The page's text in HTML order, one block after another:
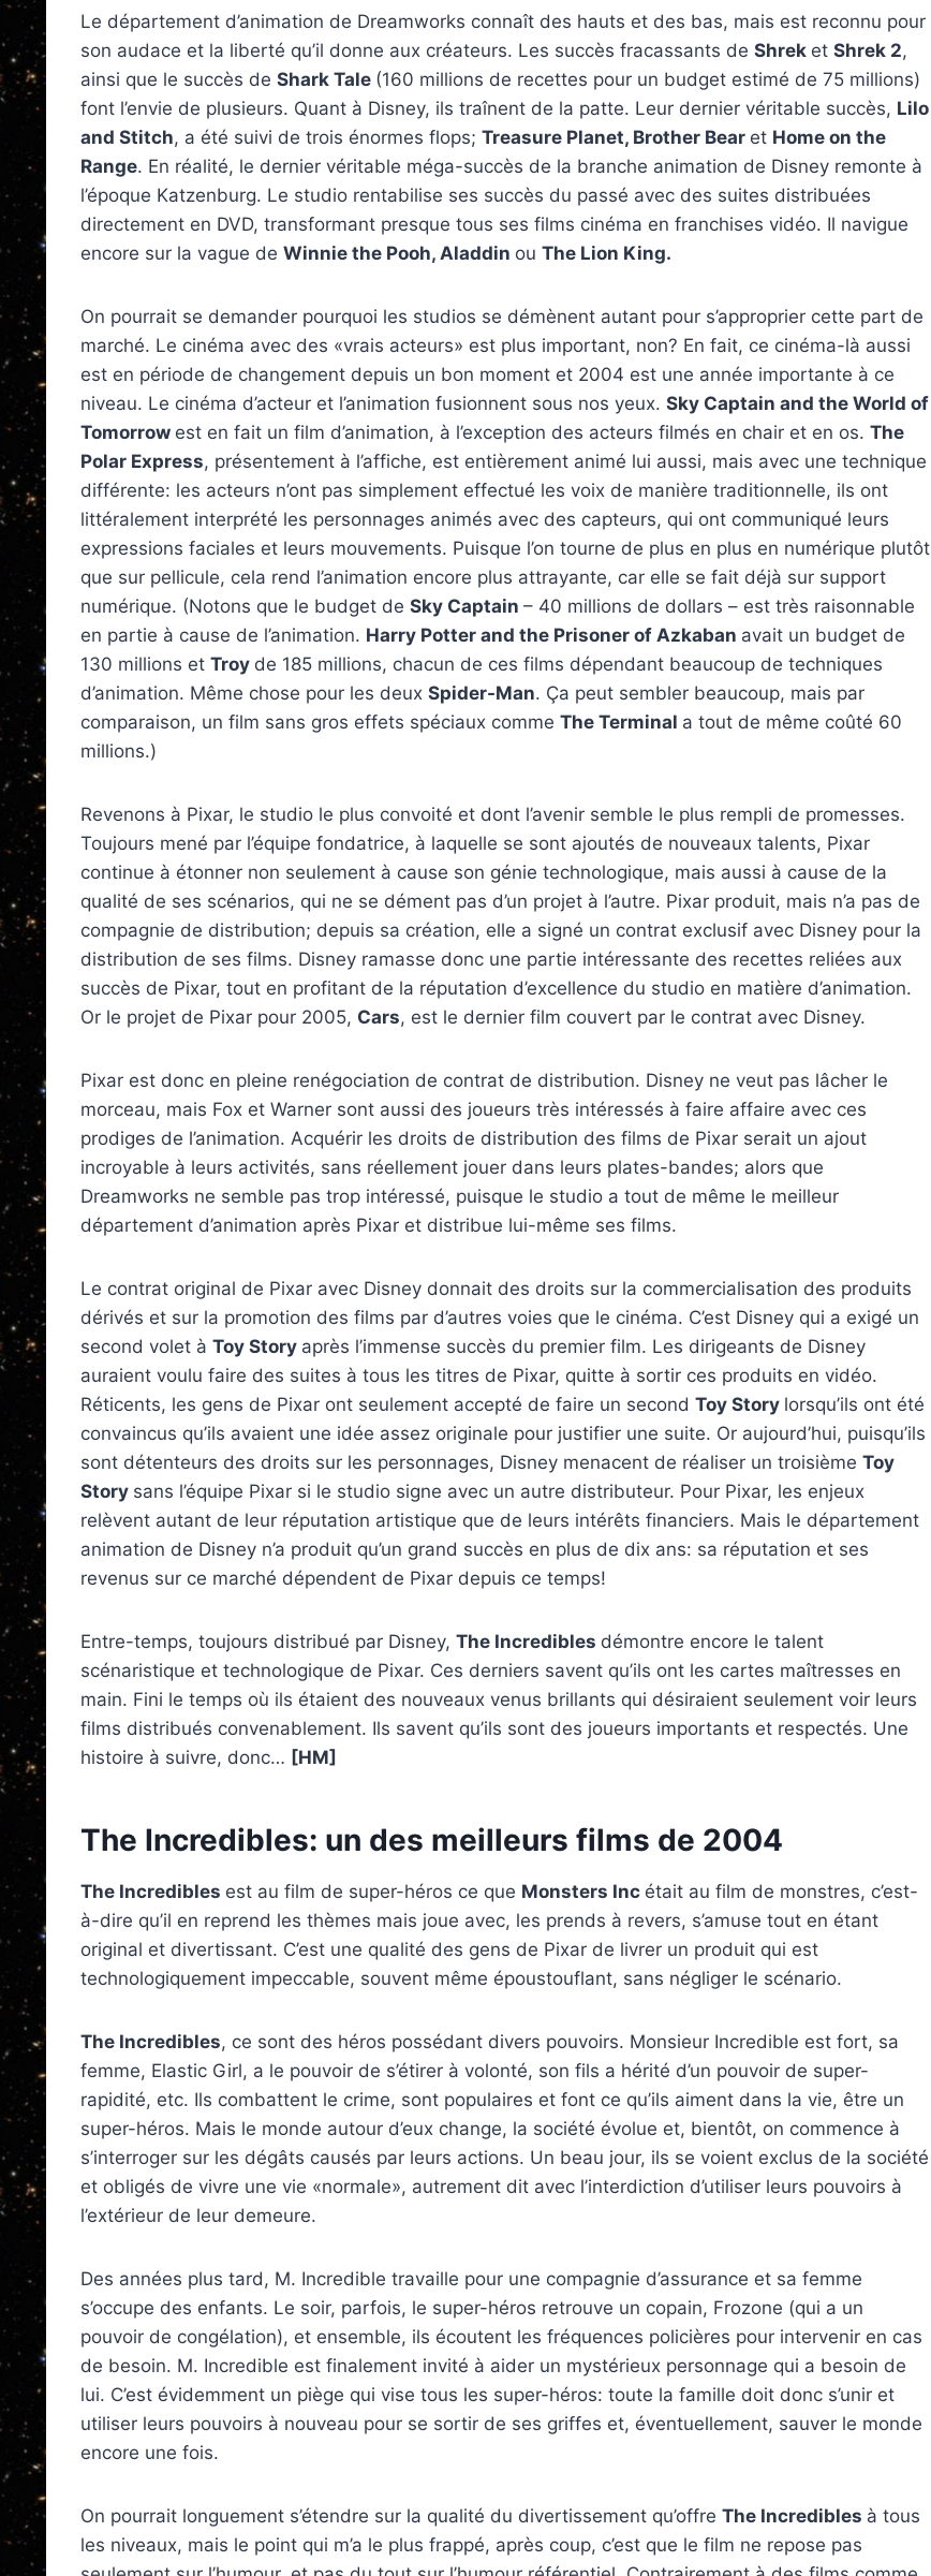
Le département d’animation de Dreamworks connaît des hauts et des bas, mais est reconnu pour
son audace et la liberté qu’il donne aux créateurs. Les succès fracassants de Shrek et Shrek 2,
ainsi que le succès de Shark Tale (160 millions de recettes pour un budget estimé de 75 millions)
font l’envie de plusieurs. Quant à Disney, ils traînent de la patte. Leur dernier véritable succès, Lilo
and Stitch, a été suivi de trois énormes flops; Treasure Planet, Brother Bear et Home on the
Range. En réalité, le dernier véritable méga-succès de la branche animation de Disney remonte à
l’époque Katzenburg. Le studio rentabilise ses succès du passé avec des suites distribuées
directement en DVD, transformant presque tous ses films cinéma en franchises vidéo. Il navigue
encore sur la vague de Winnie the Pooh, Aladdin ou The Lion King.
On pourrait se demander pourquoi les studios se démènent autant pour s’approprier cette part de
marché. Le cinéma avec des «vrais acteurs» est plus important, non? En fait, ce cinéma-là aussi
est en période de changement depuis un bon moment et 2004 est une année importante à ce
niveau. Le cinéma d’acteur et l’animation fusionnent sous nos yeux. Sky Captain and the World of
Tomorrow est en fait un film d’animation, à l’exception des acteurs filmés en chair et en os. The
Polar Express, présentement à l’affiche, est entièrement animé lui aussi, mais avec une technique
différente: les acteurs n’ont pas simplement effectué les voix de manière traditionnelle, ils ont
littéralement interprété les personnages animés avec des capteurs, qui ont communiqué leurs
expressions faciales et leurs mouvements. Puisque l’on tourne de plus en plus en numérique plutôt
que sur pellicule, cela rend l’animation encore plus attrayante, car elle se fait déjà sur support
numérique. (Notons que le budget de Sky Captain – 40 millions de dollars – est très raisonnable
en partie à cause de l’animation. Harry Potter and the Prisoner of Azkaban avait un budget de
130 millions et Troy de 185 millions, chacun de ces films dépendant beaucoup de techniques
d’animation. Même chose pour les deux Spider-Man. Ça peut sembler beaucoup, mais par
comparaison, un film sans gros effets spéciaux comme The Terminal a tout de même coûté 60
millions.)
Revenons à Pixar, le studio le plus convoité et dont l’avenir semble le plus rempli de promesses.
Toujours mené par l’équipe fondatrice, à laquelle se sont ajoutés de nouveaux talents, Pixar
continue à étonner non seulement à cause son génie technologique, mais aussi à cause de la
qualité de ses scénarios, qui ne se dément pas d’un projet à l’autre. Pixar produit, mais n’a pas de
compagnie de distribution; depuis sa création, elle a signé un contrat exclusif avec Disney pour la
distribution de ses films. Disney ramasse donc une partie intéressante des recettes reliées aux
succès de Pixar, tout en profitant de la réputation d’excellence du studio en matière d’animation.
Or le projet de Pixar pour 2005, Cars, est le dernier film couvert par le contrat avec Disney.
Pixar est donc en pleine renégociation de contrat de distribution. Disney ne veut pas lâcher le
morceau, mais Fox et Warner sont aussi des joueurs très intéressés à faire affaire avec ces
prodiges de l’animation. Acquérir les droits de distribution des films de Pixar serait un ajout
incroyable à leurs activités, sans réellement jouer dans leurs plates-bandes; alors que
Dreamworks ne semble pas trop intéressé, puisque le studio a tout de même le meilleur
département d’animation après Pixar et distribue lui-même ses films.
Le contrat original de Pixar avec Disney donnait des droits sur la commercialisation des produits
dérivés et sur la promotion des films par d’autres voies que le cinéma. C’est Disney qui a exigé un
second volet à Toy Story après l’immense succès du premier film. Les dirigeants de Disney
auraient voulu faire des suites à tous les titres de Pixar, quitte à sortir ces produits en vidéo.
Réticents, les gens de Pixar ont seulement accepté de faire un second Toy Story lorsqu’ils ont été
convaincus qu’ils avaient une idée assez originale pour justifier une suite. Or aujourd’hui, puisqu’ils
sont détenteurs des droits sur les personnages, Disney menacent de réaliser un troisième Toy
Story sans l’équipe Pixar si le studio signe avec un autre distributeur. Pour Pixar, les enjeux
relèvent autant de leur réputation artistique que de leurs intérêts financiers. Mais le département
animation de Disney n’a produit qu’un grand succès en plus de dix ans: sa réputation et ses
revenus sur ce marché dépendent de Pixar depuis ce temps!
Entre-temps, toujours distribué par Disney, The Incredibles démontre encore le talent
scénaristique et technologique de Pixar. Ces derniers savent qu’ils ont les cartes maîtresses en
main. Fini le temps où ils étaient des nouveaux venus brillants qui désiraient seulement voir leurs
films distribués convenablement. Ils savent qu’ils sont des joueurs importants et respectés. Une
histoire à suivre, donc… [HM]
The Incredibles: un des meilleurs films de 2004
The Incredibles est au film de super-héros ce que Monsters Inc était au film de monstres, c’est-
à-dire qu’il en reprend les thèmes mais joue avec, les prends à revers, s’amuse tout en étant
original et divertissant. C’est une qualité des gens de Pixar de livrer un produit qui est
technologiquement impeccable, souvent même époustouflant, sans négliger le scénario.
The Incredibles, ce sont des héros possédant divers pouvoirs. Monsieur Incredible est fort, sa
femme, Elastic Girl, a le pouvoir de s’étirer à volonté, son fils a hérité d’un pouvoir de super-
rapidité, etc. Ils combattent le crime, sont populaires et font ce qu’ils aiment dans la vie, être un
super-héros. Mais le monde autour d’eux change, la société évolue et, bientôt, on commence à
s’interroger sur les dégâts causés par leurs actions. Un beau jour, ils se voient exclus de la société
et obligés de vivre une vie «normale», autrement dit avec l’interdiction d’utiliser leurs pouvoirs à
l’extérieur de leur demeure.
Des années plus tard, M. Incredible travaille pour une compagnie d’assurance et sa femme
s’occupe des enfants. Le soir, parfois, le super-héros retrouve un copain, Frozone (qui a un
pouvoir de congélation), et ensemble, ils écoutent les fréquences policières pour intervenir en cas
de besoin. M. Incredible est finalement invité à aider un mystérieux personnage qui a besoin de
lui. C’est évidemment un piège qui vise tous les super-héros: toute la famille doit donc s’unir et
utiliser leurs pouvoirs à nouveau pour se sortir de ses griffes et, éventuellement, sauver le monde
encore une fois.
On pourrait longuement s’étendre sur la qualité du divertissement qu’offre The Incredibles à tous
les niveaux, mais le point qui m’a le plus frappé, après coup, c’est que le film ne repose pas